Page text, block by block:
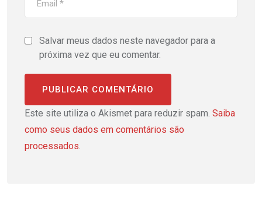
Salvar meus dados neste navegador para a
próxima vez que eu comentar.
Este site utiliza o Akismet para reduzir spam. Saiba
como seus dados em comentários são
processados.